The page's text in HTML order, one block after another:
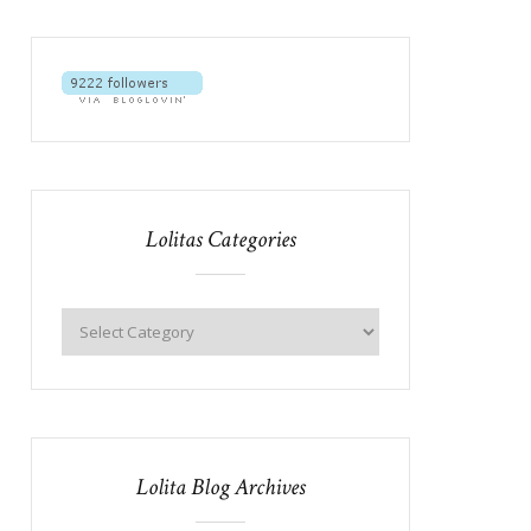
Lolitas Categories
Lolita Blog Archives